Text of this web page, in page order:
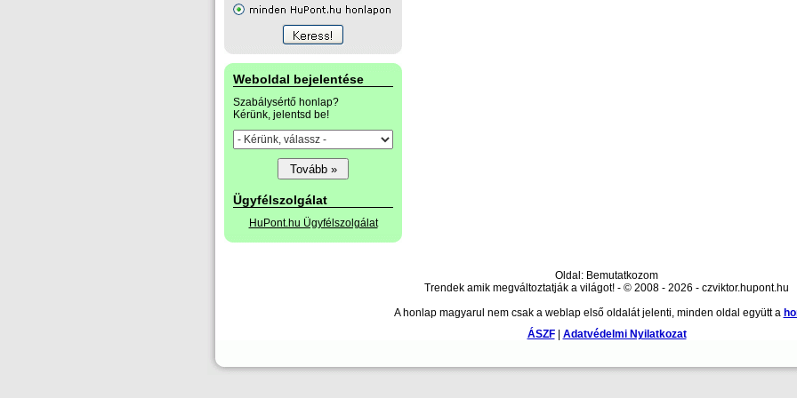
Weboldal bejelentése
Szabálysértő honlap?
Kérünk, jelentsd be!
Ügyfélszolgálat
HuPont.hu Ügyfélszolgálat
Oldal: Bemutatkozom
Trendek amik megváltoztatják a világot! - © 2008 - 2026 - czviktor.hupont.hu
A honlap magyarul nem csak a weblap első oldalát jelenti, minden oldal együtt a
ÁSZF| Adatvédelmi Nyilatkozat